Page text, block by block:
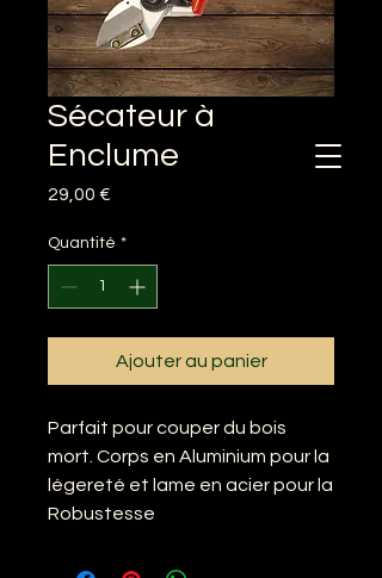
Sécateur à
Enclume
29,00 €
Quantité *
Ajouter au panier
Parfait pour couper du bois
mort. Corps en Aluminium pour la
légereté et lame en acier pour la
Robustesse